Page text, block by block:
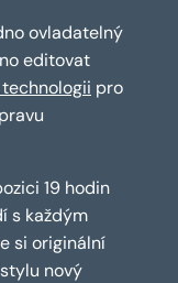
ovladatelný
editovat
pro
19 hodin
s každým
si originální
nový